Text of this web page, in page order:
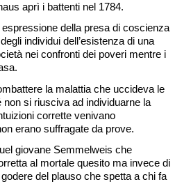
aprì i battenti nel 1784.
espressione della presa di coscienza
individui dell’esistenza di una
nei confronti dei poveri mentre i
la malattia che uccideva le
si riusciva ad individuarne la
corrette venivano
erano suffragate da prove.
giovane Semmelweis che
al mortale quesito ma invece di
del plauso che spetta a chi fa